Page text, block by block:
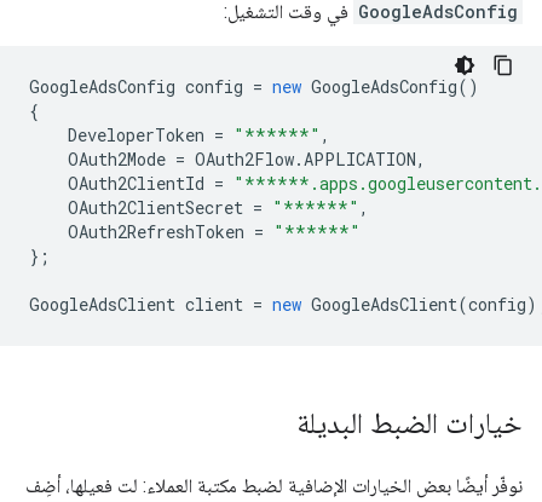
GoogleAdsConfig في وقت التشغيل:
GoogleAdsConfig config = new GoogleAdsConfig()
{
DeveloperToken = "******" ,
OAuth2Mode = OAuth2Flow.APPLICATION,
OAuth2ClientId =
OAuth2ClientSecret = "******" ,
OAuth2RefreshToken = "******"
};
GoogleAdsClient client = new GoogleAdsClient(config
خيارات الضبط البديلة
نوفّر أيضًا بعض الخيارات الإضافية لضبط مكتبة العملاء: لت فعيلها، أضِف